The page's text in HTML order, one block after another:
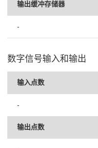
输出缓冲存储器
-
数字信号输入和输出
输入点数
-
输出点数